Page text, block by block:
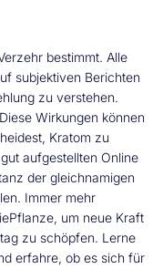
bestimmt. Alle
subjektiven Berichten
zu verstehen.
Wirkungen können
Kratom zu
aufgestellten Online
der gleichnamigen
Immer mehr
um neue Kraft
zu schöpfen. Lerne
erfahre, ob es sich für